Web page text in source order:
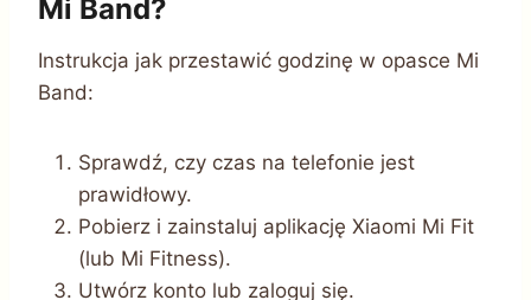
Mi Band?
Instrukcja jak przestawić godzinę w opasce Mi
Band:
Sprawdź, czy czas na telefonie jest
prawidłowy.
Pobierz i zainstaluj aplikację Xiaomi Mi Fit
(lub Mi Fitness).
Utwórz konto lub zaloguj się.